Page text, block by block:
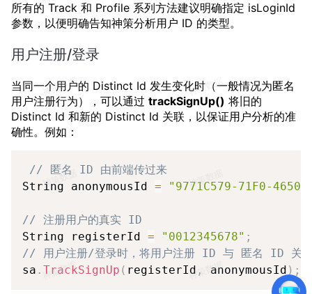
所有的 Track 和 Profile 系列方法建议明确指定 isLoginId
参数，以便明确告知神策分析用户 ID 的类型。
用户注册/登录
当同一个用户的 Distinct Id 发生变化时（一般情况为匿名
用户注册行为），可以通过 trackSignUp() 将旧的
Distinct Id 和新的 Distinct Id 关联，以保证用户分析的准
确性。例如：
// 匿名 ID 由前端传过来
String anonymousId = "9771C579-71F0-4650-
// 注册用户的真实 ID
String registerId = "0012345678" ;
// 用户注册/登录时，将用户注册 ID 与 匿名 ID 关
sa . TrackSignUp ( registerId , anonymousId ) ;